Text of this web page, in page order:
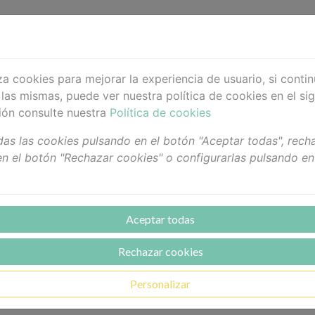
a los rayos solares (UVA - UVB - LUZ AZUL- IR).
en caso de pieles muy claras y poco resistentes al
celular y previene el foto-envejecimiento
Protection U.V. SPF 50 sobre escote, cuello y cara.
de baños, etc. Mantiene la piel protegida en el agua
claras, y no habituadas a intensas radiaciones
(peeling profundo, láser resurfacing, etc.), durante
cookies para mejorar la experiencia de usuario, si
mismas, puede ver nuestra política de cookies en el
consulte nuestra Política de cookies
las cookies pulsando en el botón "Aceptar todas",
el botón "Rechazar cookies" o configurarlas pulsando
Aceptar todas
Rechazar cookies
Personalizar